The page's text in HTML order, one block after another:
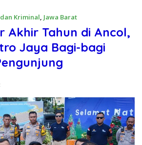
Kriminal, Jawa Barat
Akhir Tahun di Ancol,
Jaya Bagi-bagi